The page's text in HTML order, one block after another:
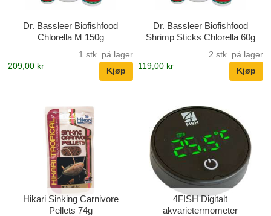
Dr. Bassleer Biofishfood
Chlorella M 150g
1 stk. på lager
209,00 kr
Dr. Bassleer Biofishfood
Shrimp Sticks Chlorella 60g
2 stk. på lager
119,00 kr
Hikari Sinking Carnivore
Pellets 74g
4FISH Digitalt
akvarietermometer